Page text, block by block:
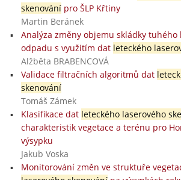
skenovánípro ŠLP Křtiny
Martin Beránek
Analýza změny objemu skládky
odpadu s využitím dat leteckého
Alžběta BRABENCOVÁ
Validace filtračních algoritmů dat
skenování
Tomáš Zámek
Klasifikace dat leteckého laserového
charakteristik vegetace a terénu pro
výsypku
Jakub Voska
Monitorování změn ve struktuře